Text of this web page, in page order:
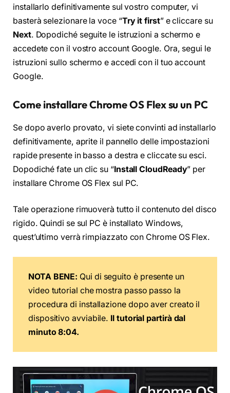
installarlo definitivamente sul vostro computer, vi
basterà selezionare la voce “Try it first” e cliccare su
Next. Dopodiché seguite le istruzioni a schermo e
accedete con il vostro account Google. Ora, segui le
istruzioni sullo schermo e accedi con il tuo account
Google.
Come installare Chrome OS Flex su un PC
Se dopo averlo provato, vi siete convinti ad installarlo
definitivamente, aprite il pannello delle impostazioni
rapide presente in basso a destra e cliccate su esci.
Dopodiché fate un clic su “Install CloudReady” per
installare Chrome OS Flex sul PC.
Tale operazione rimuoverà tutto il contenuto del disco
rigido. Quindi se sul PC è installato Windows,
quest’ultimo verrà rimpiazzato con Chrome OS Flex.
NOTA BENE: Qui di seguito è presente un
video tutorial che mostra passo passo la
procedura di installazione dopo aver creato il
dispositivo avviabile. Il tutorial partirà dal
minuto 8:04.